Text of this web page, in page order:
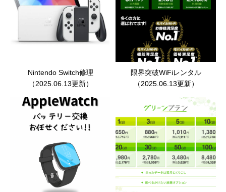
Nintendo Switch修理
（2025.06.13更新）
限界突破WiFiレンタル
（2025.06.13更新）